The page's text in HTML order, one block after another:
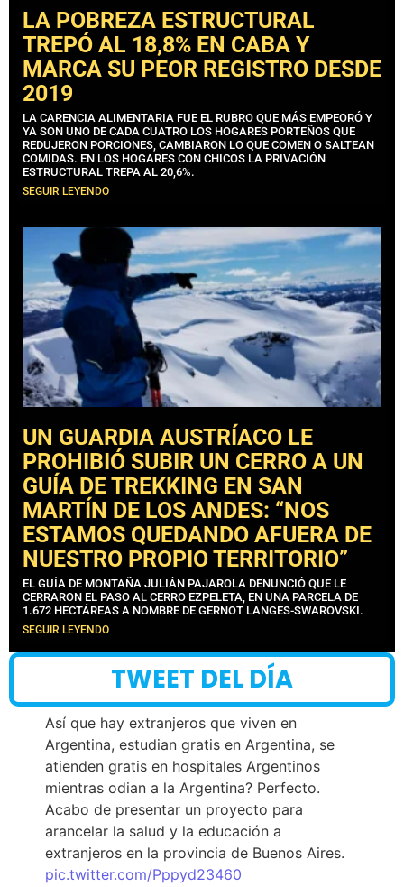
LA POBREZA ESTRUCTURAL
TREPÓ AL 18,8% EN CABA Y
MARCA SU PEOR REGISTRO DESDE
2019
LA CARENCIA ALIMENTARIA FUE EL RUBRO QUE MÁS EMPEORÓ Y
YA SON UNO DE CADA CUATRO LOS HOGARES PORTEÑOS QUE
REDUJERON PORCIONES, CAMBIARON LO QUE COMEN O SALTEAN
COMIDAS. EN LOS HOGARES CON CHICOS LA PRIVACIÓN
ESTRUCTURAL TREPA AL 20,6%.
SEGUIR LEYENDO
UN GUARDIA AUSTRÍACO LE
PROHIBIÓ SUBIR UN CERRO A UN
GUÍA DE TREKKING EN SAN
MARTÍN DE LOS ANDES: “NOS
ESTAMOS QUEDANDO AFUERA DE
NUESTRO PROPIO TERRITORIO”
EL GUÍA DE MONTAÑA JULIÁN PAJAROLA DENUNCIÓ QUE LE
CERRARON EL PASO AL CERRO EZPELETA, EN UNA PARCELA DE
1.672 HECTÁREAS A NOMBRE DE GERNOT LANGES-SWAROVSKI.
SEGUIR LEYENDO
TWEET DEL DÍA
Así que hay extranjeros que viven en
Argentina, estudian gratis en Argentina, se
atienden gratis en hospitales Argentinos
mientras odian a la Argentina? Perfecto.
Acabo de presentar un proyecto para
arancelar la salud y la educación a
extranjeros en la provincia de Buenos Aires.
pic.twitter.com/Pppyd23460